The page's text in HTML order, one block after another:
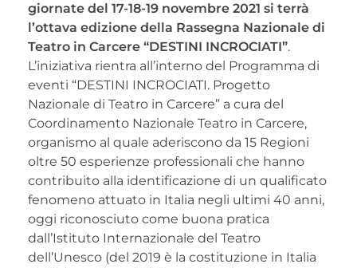
giornate del 17-18-19 novembre 2021 si terrà
l’ottava edizione della Rassegna Nazionale di
Teatro in Carcere “DESTINI INCROCIATI”.
L’iniziativa rientra all’interno del Programma di
eventi “DESTINI INCROCIATI. Progetto
Nazionale di Teatro in Carcere” a cura del
Coordinamento Nazionale Teatro in Carcere,
organismo al quale aderiscono da 15 Regioni
oltre 50 esperienze professionali che hanno
contribuito alla identificazione di un qualificato
fenomeno attuato in Italia negli ultimi 40 anni,
oggi riconosciuto come buona pratica
dall’Istituto Internazionale del Teatro
dell’Unesco ­(del 2019 è la costituzione in Italia